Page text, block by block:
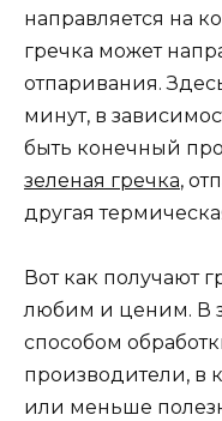
направляется на
гречка может
отпаривания.
минут, в
быть конечный
зеленая гречка,
другая
Вот как получают
любим и ценим. В
способом
производители, в
или меньше